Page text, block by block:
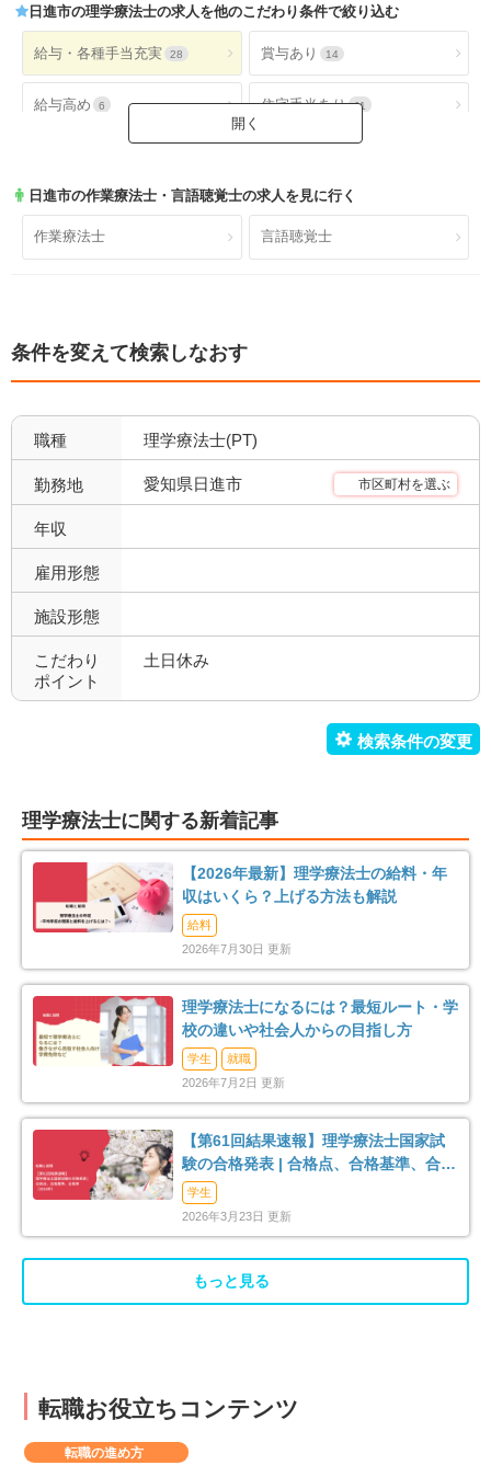
日進市の理学療法士の求人を他のこだわり条件で絞り込む
給与・各種手当充実 28 賞与あり 14
給与高め 6 住宅手当あり 11
就業時間・休日が魅力 土日休み
日祝休み 11 土日祝休み 10
年間休日120日以上 4
福利厚生充実 28 社会保険完備 16
昇給あり 退職金あり
寮あり 0
試用期間有
職場環境充実
12
車通勤可 28 転居のサポート充実
リハスタッフ複数在籍 18 経営が安定している 20
管理職募集 0
日進市の作業療法士・言語聴覚士の求人を見に行く
作業療法士 言語聴覚士
条件を変えて検索しなおす
職種 理学療法士(PT)
勤務地 愛知県日進市 市区町村を選ぶ
年収
雇用形態
施設形態
こだわり
ポイント
土日休み
理学療法士に関する新着記事
【2026年最新】理学療法士の給料・年
収はいくら？上げる方法も解説
給料
2026年7月30日 更新
理学療法士になるには？最短ルート・学
校の違いや社会人からの目指し方
学生
就職
2026年7月2日 更新
【第61回結果速報】理学療法士国家試
験の合格発表 | 合格点、合格基準、合格
率（2026年）
学生
2026年3月23日 更新
もっと見る
転職お役立ちコンテンツ
転職の進め方